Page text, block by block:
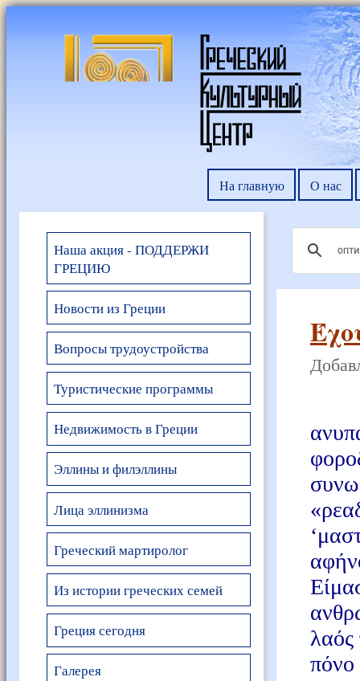
На главную О нас
Наша акция - ПОДДЕРЖИ
ГРЕЦИЮ
Новости из Греции
Вопросы трудоустройства
Туристические программы
Недвижимость в Греции
Эллины и филэллины
Лица эллинизма
Греческий мартиролог
Из истории греческих семей
Греция сегодня
Галерея
λαός
πόνο